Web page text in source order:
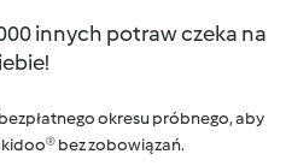
innych potraw czeka na
okresu próbnego, aby
bez zobowiązań.